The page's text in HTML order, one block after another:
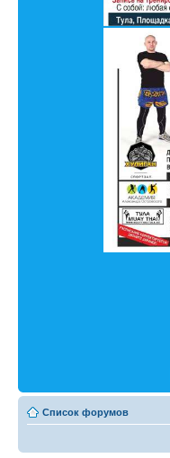
Список форумов